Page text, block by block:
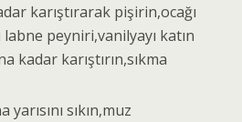
karıştırarak pişirin,ocağı
labne peyniri,vanilyayı katın
kadar karıştırın,sıkma
sıkın,muz